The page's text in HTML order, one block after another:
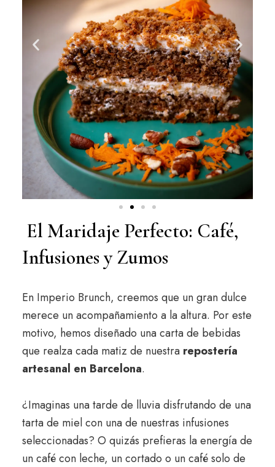
El Maridaje Perfecto: Café,
Infusiones y Zumos
En Imperio Brunch, creemos que un gran dulce
merece un acompañamiento a la altura. Por este
motivo, hemos diseñado una carta de bebidas
que realza cada matiz de nuestra repostería
artesanal en Barcelona.
¿Imaginas una tarde de lluvia disfrutando de una
tarta de miel con una de nuestras infusiones
seleccionadas? O quizás prefieras la energía de
un café con leche, un cortado o un café solo de